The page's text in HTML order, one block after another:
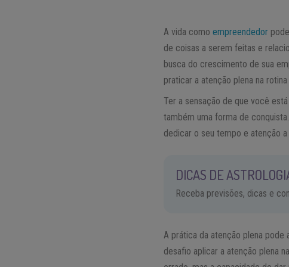
A vida comoempreendedor
de coisas a serem feitas e
busca do crescimento de sua
praticar a atenção plena na
Ter a sensação de que você
também uma forma de
dedicar o seu tempo e atenção
DICAS DE
Receba previsões, dicas e
A prática da atenção plena pode
desafio aplicar a atenção plena